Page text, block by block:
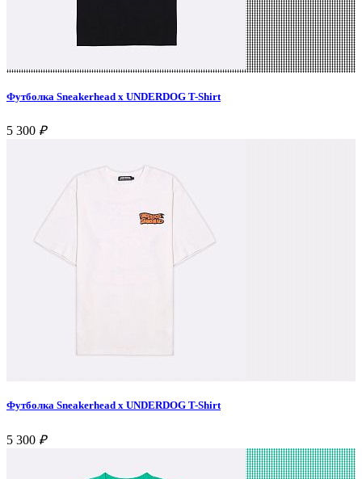
Футболка Sneakerhead x UNDERDOG T-Shirt
5 300 ₽
Футболка Sneakerhead x UNDERDOG T-Shirt
5 300 ₽